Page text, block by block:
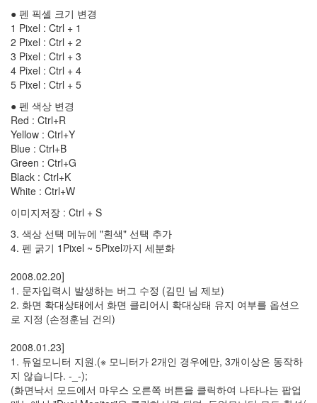
● 펜 픽셀 크기 변경
1 Pixel : Ctrl + 1
2 Pixel : Ctrl + 2
3 Pixel : Ctrl + 3
4 Pixel : Ctrl + 4
5 Pixel : Ctrl + 5
● 펜 색상 변경
Red : Ctrl+R
Yellow : Ctrl+Y
Blue : Ctrl+B
Green : Ctrl+G
Black : Ctrl+K
White : Ctrl+W
이미지저장 : Ctrl + S
3. 색상 선택 메뉴에 "흰색" 선택 추가
4. 펜 굵기 1Pixel ~ 5Pixel까지 세분화
2008.02.20]
1. 문자입력시 발생하는 버그 수정 (김민 님 제보)
2. 화면 확대상태에서 화면 클리어시 확대상태 유지 여부를 옵션으
로 지정 (손정훈님 건의)
2008.01.23]
1. 듀얼모니터 지원.(※ 모니터가 2개인 경우에만, 3개이상은 동작하
지 않습니다. -_-);
(화면낙서 모드에서 마우스 오른쪽 버튼을 클릭하여 나타나는 팝업
936
정
치
관
련
이
야
기
63
IT
관
련
이
기
70
일
에
서
의
감
37
읽
을
거